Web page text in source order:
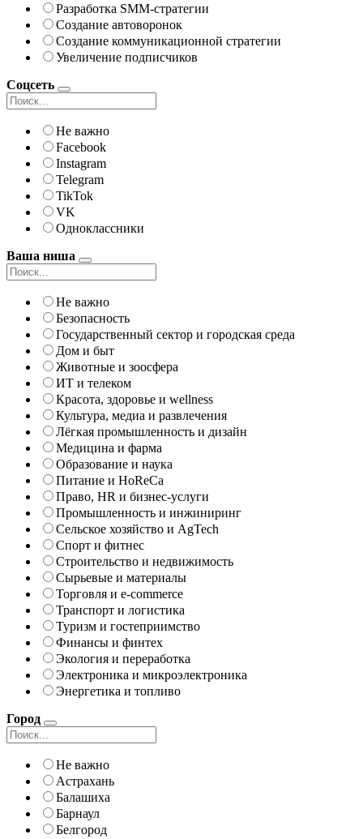
Разработка SMM-стратегии
Создание автоворонок
Создание коммуникационной стратегии
Увеличение подписчиков
Соцсеть
Не важно
Facebook
Instagram
Telegram
TikTok
VK
Одноклассники
Ваша ниша
Не важно
Безопасность
Государственный сектор и городская среда
Дом и быт
Животные и зоосфера
ИТ и телеком
Красота, здоровье и wellness
Культура, медиа и развлечения
Лёгкая промышленность и дизайн
Медицина и фарма
Образование и наука
Питание и HoReCa
Право, HR и бизнес-услуги
Промышленность и инжиниринг
Сельское хозяйство и AgTech
Спорт и фитнес
Строительство и недвижимость
Сырьевые и материалы
Торговля и e-commerce
Транспорт и логистика
Туризм и гостеприимство
Финансы и финтех
Экология и переработка
Электроника и микроэлектроника
Энергетика и топливо
Город
Не важно
Астрахань
Балашиха
Барнаул
Белгород